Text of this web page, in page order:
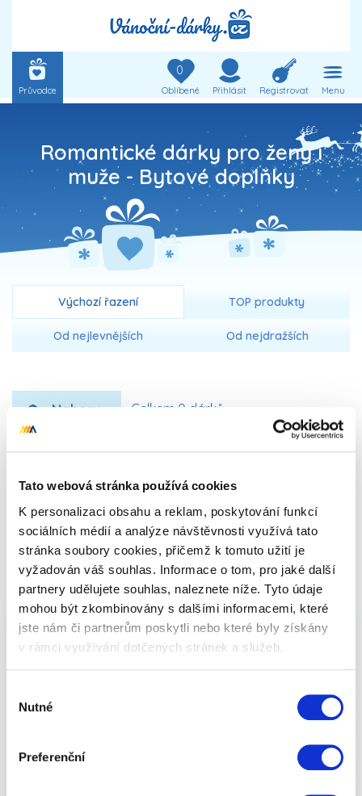
Tato webová stránka používá cookies
K personalizaci obsahu a reklam, poskytování funkcí
sociálních médií a analýze návštěvnosti využívá tato
stránka soubory cookies, přičemž k tomuto užití je
vyžadován váš souhlas. Informace o tom, pro jaké další
partnery udělujete souhlas, naleznete níže. Tyto údaje
mohou být zkombinovány s dalšími informacemi, které
jste nám či partnerům poskytli nebo které byly získány
v rámci využívání dotčených stránek a služeb.
souhlasu
Nutné
Preferenční
Průvodce
0
Oblíbené Přihlásit Registrovat Menu
Romantické dárky pro ženy i
muže - Bytové doplňky
Výchozí řazení TOP produkty
Od nejlevnějších Od nejdražších
Nahoru Celkem 0 dárků
Romantické dárky pro ženy
i muže -Bytové doplňky
Romantické dárky - bytové doplňky - odvažte se
najít ten správný dárek pro páry? Jste na
svých blízkých a darovat jim něco, co jim udělá
radost a vykouzlí jim úsměv na rtech. Jak na to?